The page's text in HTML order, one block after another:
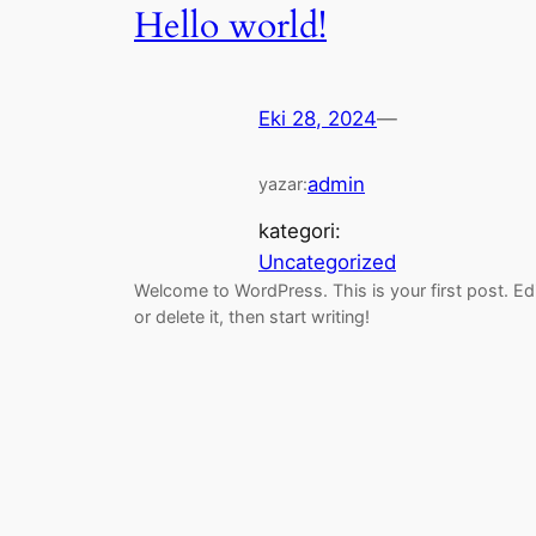
Hello world!
Eki 28, 2024—
yazar:admin
kategori:
Uncategorized
Welcome to WordPress. This is your first post.
or delete it, then start writing!